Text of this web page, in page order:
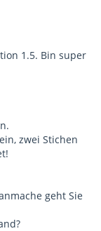
1.5. Bin super
zwei Stichen
geht Sie